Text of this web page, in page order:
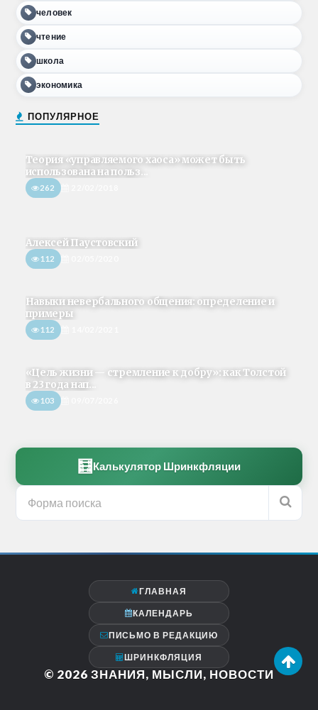
человек
чтение
школа
экономика
ПОПУЛЯРНОЕ
Теория «управляемого хаоса» может быть
использована на польз...
262
Алексей Паустовский
112
Навыки невербального общения: определение и
примеры
112
«Цель жизни — стремление к добру»: как Толстой
в 23 года нап...
103
🧮 Калькулятор Шринкфляции
ГЛАВНАЯ
КАЛЕНДАРЬ
ПИСЬМО В РЕДАКЦИЮ
ШРИНКФЛЯЦИЯ
© 2026 ЗНАНИЯ, МЫСЛИ, НОВОСТИ